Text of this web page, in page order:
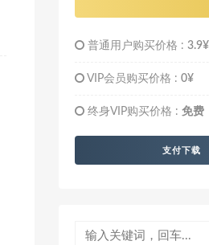
普通用户购买价格 : 3.9¥
VIP会员购买价格 : 0¥
终身VIP购买价格 : 免费
支付下载